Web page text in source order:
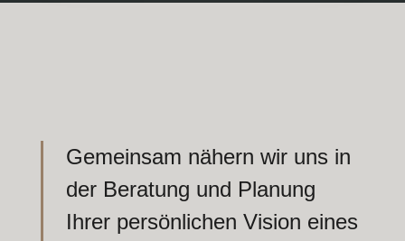
Gemeinsam nähern wir uns in
der Beratung und Planung
Ihrer persönlichen Vision eines